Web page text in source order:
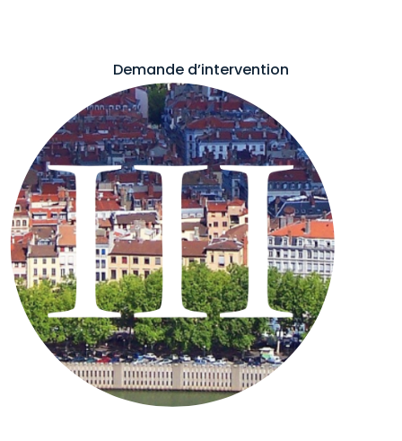
Demande d’intervention